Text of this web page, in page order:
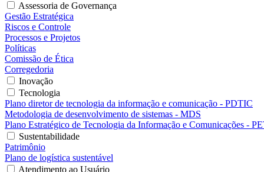
Assessoria de Governança
Gestão Estratégica
Riscos e Controle
Processos e Projetos
Políticas
Comissão de Ética
Corregedoria
Inovação
Tecnologia
Plano diretor de tecnologia da informação e comunicação - PDTIC
Metodologia de desenvolvimento de sistemas - MDS
Plano Estratégico de Tecnologia da Informação e Comunicações -
Sustentabilidade
Patrimônio
Plano de logística sustentável
Atendimento ao Usuário